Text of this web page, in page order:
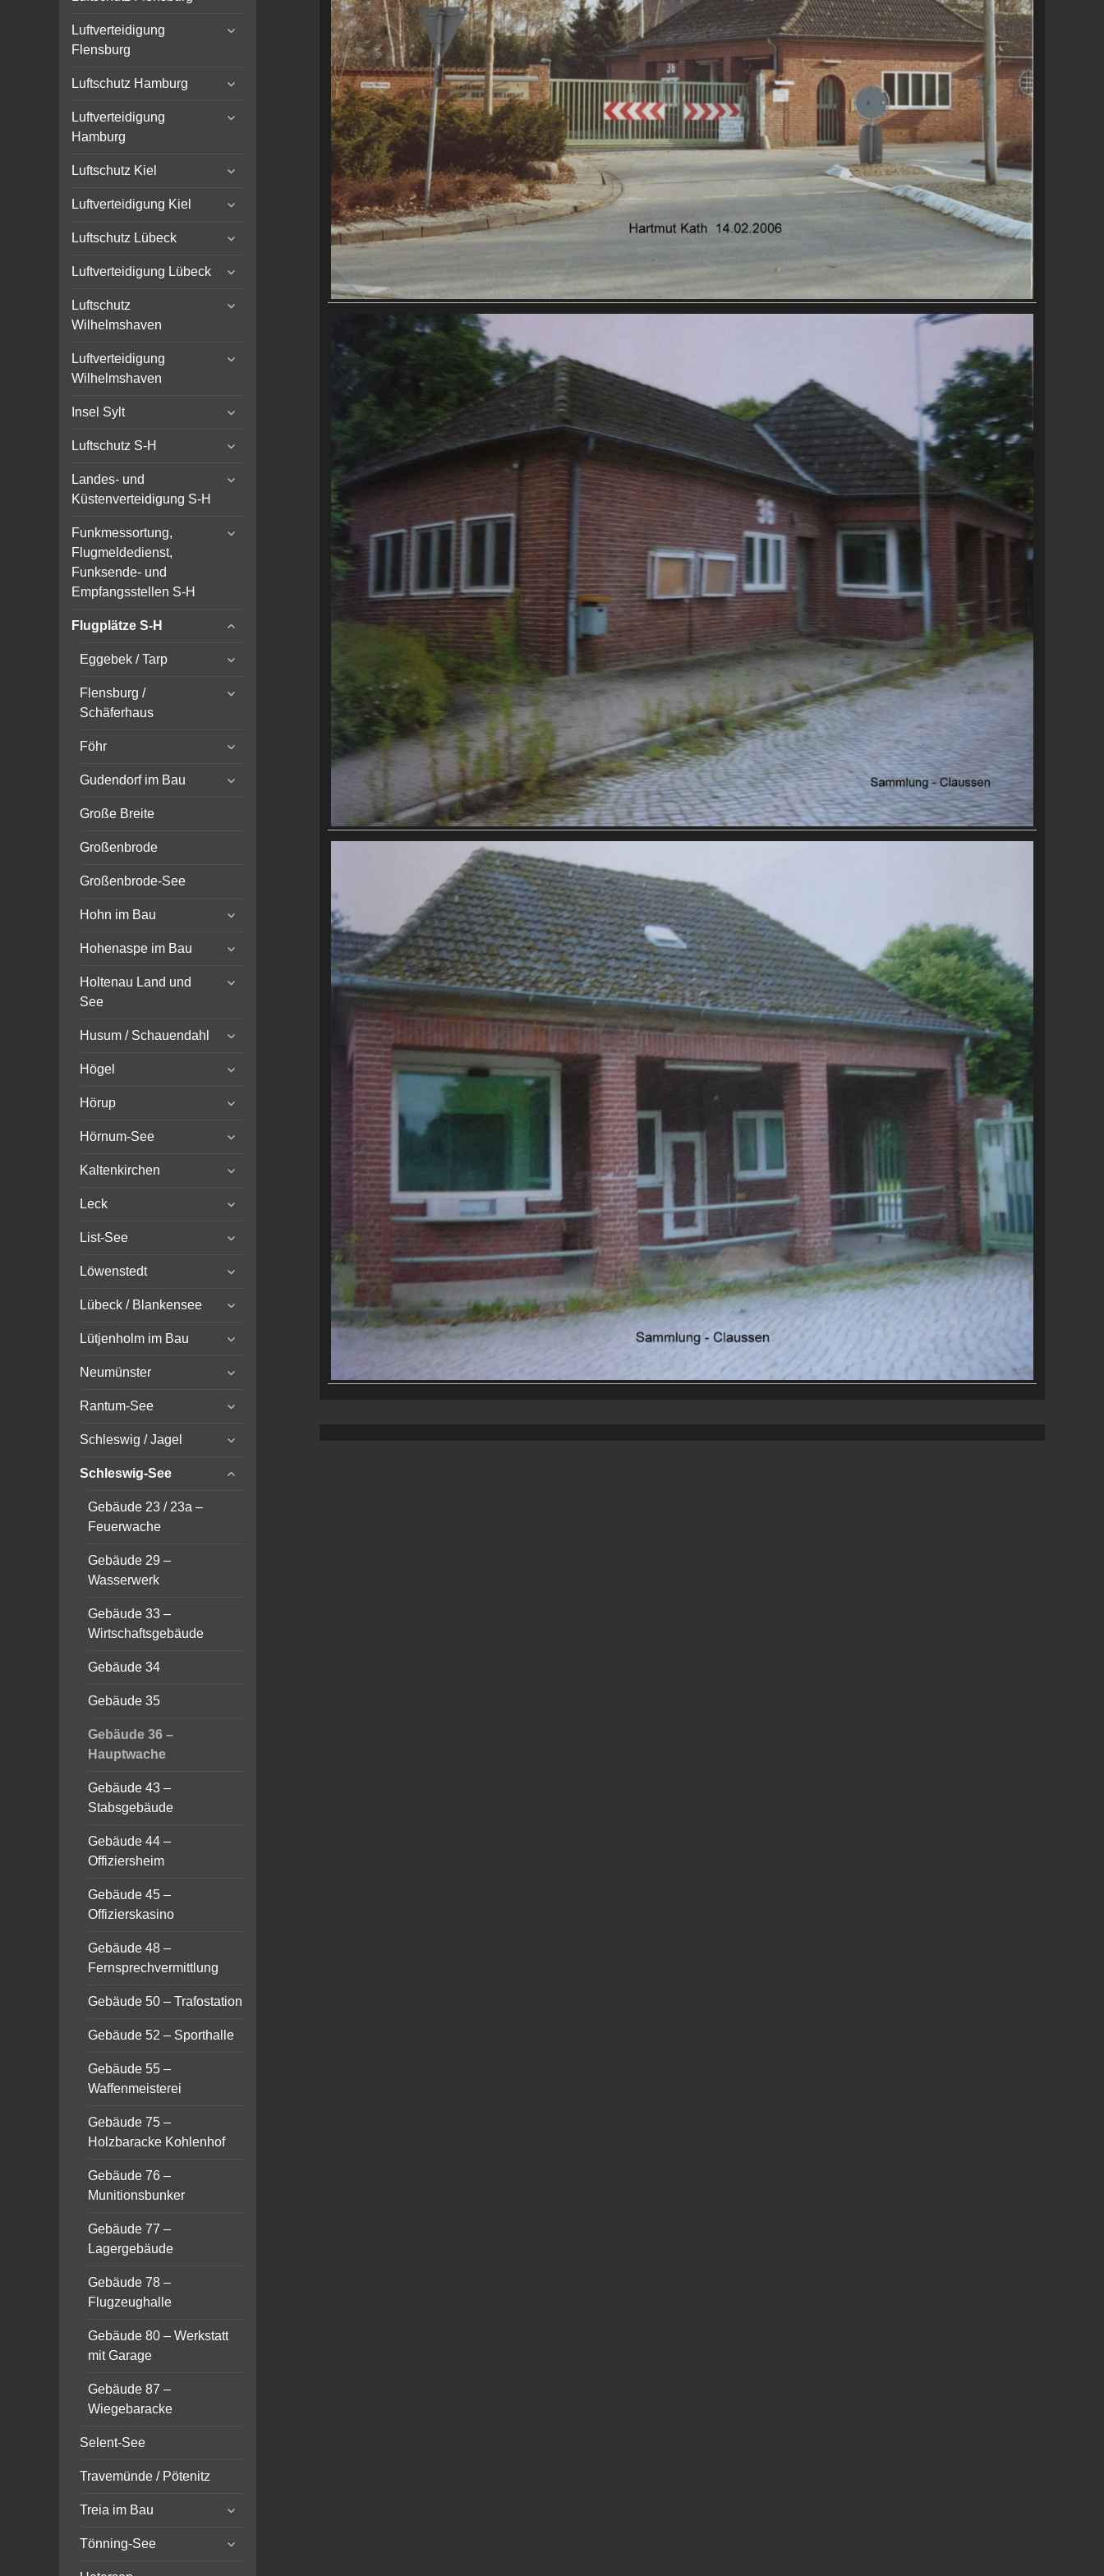
menu
Luftverteidigung
Flensburg
expand
Luftschutz Hamburg
expand
menu
Luftverteidigung
Hamburg
expand
Luftschutz Kiel
expand
menu
Luftverteidigung Kiel
expand
menu
Luftschutz Lübeck
expand
menu
Luftverteidigung Lübeck
expand
menu
Luftschutz
Wilhelmshaven
expand
Luftverteidigung
Wilhelmshaven
expand
Insel Sylt
expand
menu
Luftschutz S-H
expand
menu
Landes- und
Küstenverteidigung S-H
expand
Funkmessortung,
Flugmeldedienst,
Funksende- und
Empfangsstellen S-H
expand
Flugplätze S-H
expand
menu
Eggebek / Tarp
expand
menu
Flensburg /
Schäferhaus
expand
Föhr
expand
menu
Gudendorf im Bau
expand
Große Breite
Großenbrode
Großenbrode-See
Hohn im Bau
expand
menu
Hohenaspe im Bau
expand
menu
Holtenau Land und
See
expand
Husum / Schauendahl
expand
menu
Högel
expand
menu
Hörup
expand
menu
Hörnum-See
expand
menu
Kaltenkirchen
expand
menu
Leck
expand
menu
List-See
expand
menu
Löwenstedt
expand
menu
Lübeck / Blankensee
expand
menu
Lütjenholm im Bau
expand
menu
Neumünster
expand
menu
Rantum-See
expand
menu
Schleswig / Jagel
expand
menu
Schleswig-See
expand
Gebäude 23 / 23a –
Feuerwache
Gebäude 29 –
Wasserwerk
Gebäude 33 –
Wirtschaftsgebäude
Gebäude 34
Gebäude 35
Gebäude 36 –
Hauptwache
Gebäude 43 –
Stabsgebäude
Gebäude 44 –
Offiziersheim
Gebäude 45 –
Offizierskasino
Gebäude 48 –
Fernsprechvermittlung
Gebäude 50 – Trafostation
Gebäude 52 – Sporthalle
Gebäude 55 –
Waffenmeisterei
Gebäude 75 –
Holzbaracke Kohlenhof
Gebäude 76 –
Munitionsbunker
Gebäude 77 –
Lagergebäude
Gebäude 78 –
Flugzeughalle
Gebäude 80 – Werkstatt
mit Garage
Gebäude 87 –
Wiegebaracke
Selent-See
Travemünde / Pötenitz
Treia im Bau
expand
menu
Tönning-See
expand